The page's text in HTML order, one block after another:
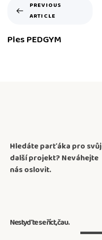
PREVIOUS
ARTICLE
Ples PEDGYM
Hledáte parťáka pro svůj
další projekt? Neváhejte
nás oslovit.
Nestyďte se říct,čau.